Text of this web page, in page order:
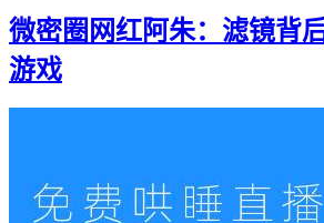
微密圈网红阿朱：滤镜背
游戏